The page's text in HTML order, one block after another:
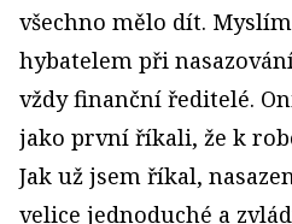
všechno mělo dít.
hybatelem při
vždy finanční ředitelé.
jako první říkali, že k
Jak už jsem říkal,
velice jednoduché a